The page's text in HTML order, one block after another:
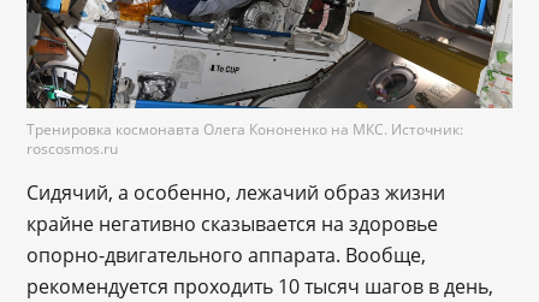
Тренировка космонавта Олега Кононенко на МКС. Источник:
roscosmos.ru
Сидячий, а особенно, лежачий образ жизни
крайне негативно сказывается на здоровье
опорно-двигательного аппарата. Вообще,
рекомендуется проходить 10 тысяч шагов в день,